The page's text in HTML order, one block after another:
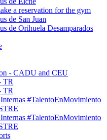
a reservation for the gym
de San Juan
de Orihuela Desamparados
- CADU and CEU
TR
TR
#TalentoEnMovimiento
#TalentoEnMovimiento